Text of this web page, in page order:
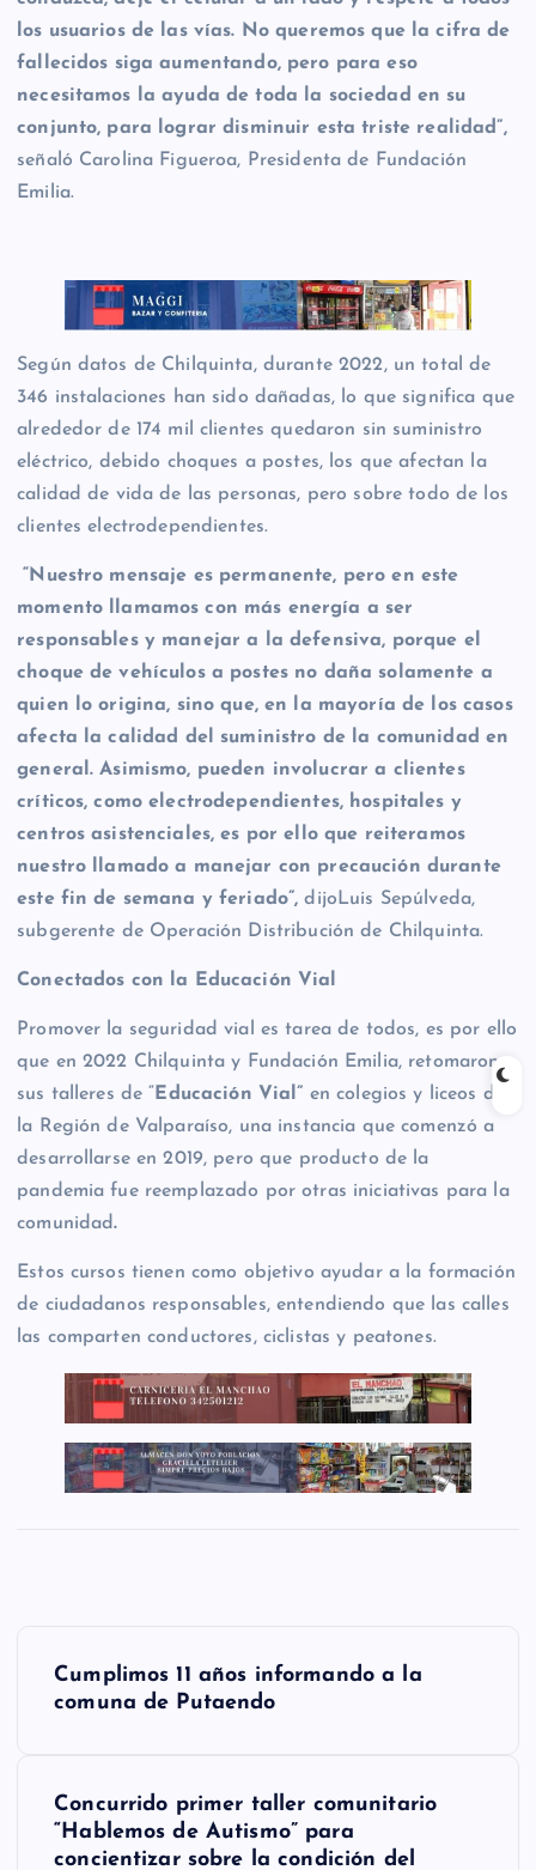
los usuarios de las vías. No queremos que la cifra de
fallecidos siga aumentando, pero para eso
necesitamos la ayuda de toda la sociedad en su
conjunto, para lograr disminuir esta triste realidad”,
señaló Carolina Figueroa, Presidenta de Fundación
Emilia.
Según datos de Chilquinta, durante 2022, un total de
346 instalaciones han sido dañadas, lo que significa que
alrededor de 174 mil clientes quedaron sin suministro
eléctrico, debido choques a postes, los que afectan la
calidad de vida de las personas, pero sobre todo de los
clientes electrodependientes.
“Nuestro mensaje es permanente, pero en este
momento llamamos con más energía a ser
responsables y manejar a la defensiva, porque el
choque de vehículos a postes no daña solamente a
quien lo origina, sino que, en la mayoría de los casos
afecta la calidad del suministro de la comunidad en
general. Asimismo, pueden involucrar a clientes
críticos, como electrodependientes, hospitales y
centros asistenciales, es por ello que reiteramos
nuestro llamado a manejar con precaución durante
este fin de semana y feriado”,dijoLuis Sepúlveda,
subgerente de Operación Distribución de Chilquinta.
Conectados con la Educación Vial
Promover la seguridad vial es tarea de todos, es por ello
que en 2022 Chilquinta y Fundación Emilia, retomaron
sus talleres de “ Educación Vial” en colegios y liceos de
la Región de Valparaíso, una instancia que comenzó a
desarrollarse en 2019, pero que producto de la
pandemia fue reemplazado por otras iniciativas para la
comunidad.
Estos cursos tienen como objetivo ayudar a la formación
de ciudadanos responsables, entendiendo que las calles
las comparten conductores, ciclistas y peatones.
Cumplimos 11 años informando a la
comuna de Putaendo
Concurrido primer taller comunitario
“Hablemos de Autismo” para
concientizar sobre la condición del